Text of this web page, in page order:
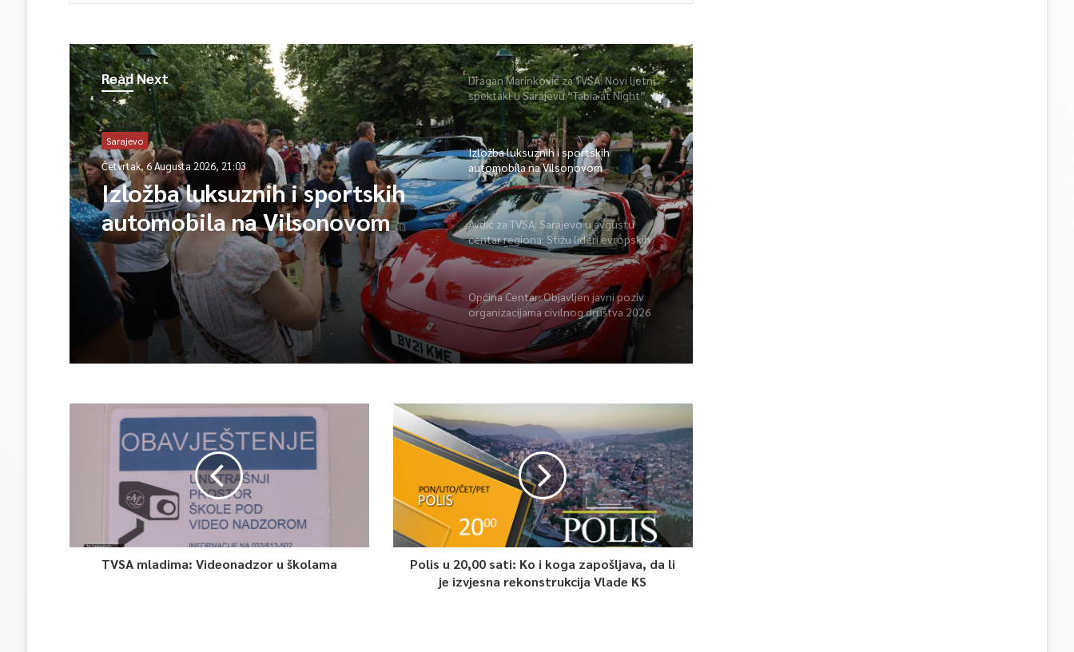
Read Next
Sarajevo
Četvrtak, 6 Augusta 2026, 21:03
Izložba luksuznih i sportskih
automobila na Vilsonovom
Dragan Marinković za TVSA: Novi ljetni
spektakl u Sarajevu “Tabia at Night”
Izložba luksuznih i sportskih
automobila na Vilsonovom
Avdić za TVSA: Sarajevo u avgustu
centar regiona: Stižu lideri evropskih
gradova
Općina Centar: Objavljen javni poziv
organizacijama civilnog društva 2026
TVSA mladima: Videonadzor u školama
Polis u 20,00 sati: Ko i koga zapošljava, da li
je izvjesna rekonstrukcija Vlade KS